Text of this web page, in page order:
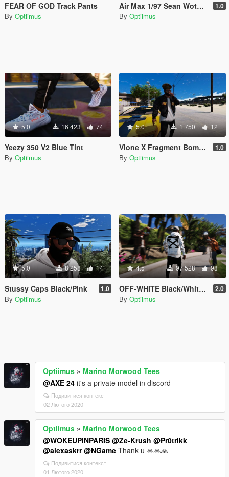
FEAR OF GOD Track Pants
By Optiimus
Air Max 1/97 Sean Wotherspoon 1.0
By Optiimus
5.0 16 423 74
Yeezy 350 V2 Blue Tint
By Optiimus
5.0 1 750 12
Vlone X Fragment Bomber Jacket 1.0
By Optiimus
5.0 8 258 14
Stussy Caps Black/Pink 1.0
By Optiimus
4.5 97 528 98
OFF-WHITE Black/White Diagonal Caravaggio Hoodie 2.0
By Optiimus
Optiimus » Marino Morwood Tees
@AXE 24 it's a private model in discord
Подивитися контекст
02 Лютого 2020
Optiimus » Marino Morwood Tees
@WOKEUPINPARIS @Ze-Krush @Pr0trikk
@alexaskrr @NGame Thank u 🙏🙏🙏
Подивитися контекст
01 Лютого 2020